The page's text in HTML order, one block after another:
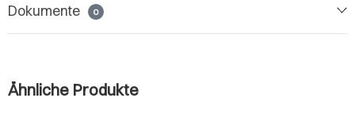
Dokumente 0
Ähnliche Produkte